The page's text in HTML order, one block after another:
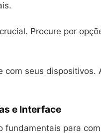
Procure por
com seus dispositivos.
e Interface
fundamentais para